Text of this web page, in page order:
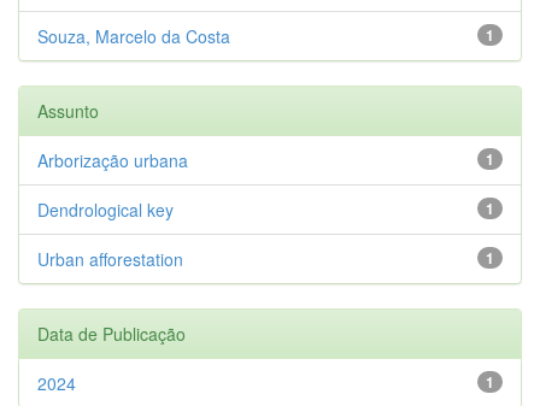
1
Souza, Marcelo da Costa
Assunto
1
Arborização urbana
1
Dendrological key
1
Urban afforestation
Data de Publicação
1
2024